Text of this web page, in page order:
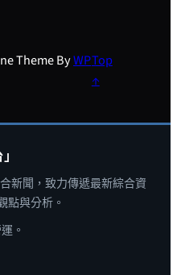
Theme ByWPTop
↑
新聞，致力傳遞最新綜合資
點與分析。
。